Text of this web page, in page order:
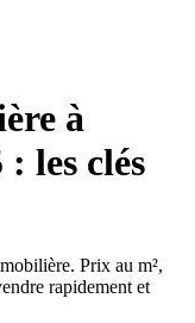
à
les clés
Prix au m²,
rapidement et